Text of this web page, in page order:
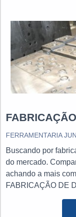
FERRAMENTARIA
Buscando por
do mercado.
achando a mais
FABRICAÇÃO DE
pela segurança,